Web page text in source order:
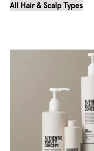
All Hair & Scalp Types